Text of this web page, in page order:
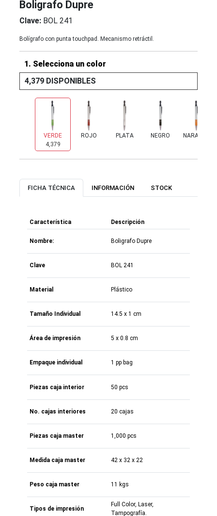
Boligrafo Dupre
Clave: BOL 241
Bolígrafo con punta touchpad. Mecanismo retráctil.
1. Selecciona un color
4,379 DISPONIBLES
VERDE
4,379
ROJO
PLATA
NEGRO
NARANJA
FICHA TÉCNICA INFORMACIÓN STOCK
Característica Descripción
Nombre: Boligrafo Dupre
Clave BOL 241
Material Plástico
Tamaño Individual 14.5 x 1 cm
Área de impresión 5 x 0.8 cm
Empaque individual 1 pp bag
Piezas caja interior 50 pcs
No. cajas interiores 20 cajas
Piezas caja master 1,000 pcs
Medida caja master 42 x 32 x 22
Peso caja master 11 kgs
Tipos de impresión
Full Color, Laser,
Tampografía.